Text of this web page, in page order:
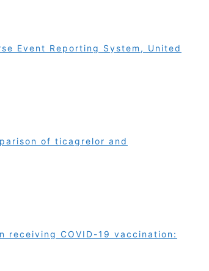
Event Reporting System, United
of ticagrelor and
receiving COVID-19 vaccination: